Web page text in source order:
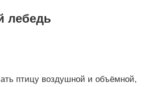
лебедь
птицу воздушной и объёмной,